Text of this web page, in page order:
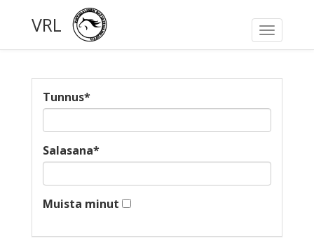
Toggle
VRL
Tunnus*
Salasana*
Muista minut